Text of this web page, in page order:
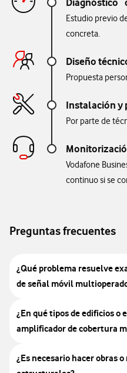
Diagnóstico
Estudio previo
concreta.
Diseño
Propuesta
Instalación y
Por parte de
Vodafone
continuo si se
Preguntas frecuentes
¿Qué problema resuelve
de señal móvil
¿En qué tipos de edificios o
amplificador de cobertura
¿Es necesario hacer obras